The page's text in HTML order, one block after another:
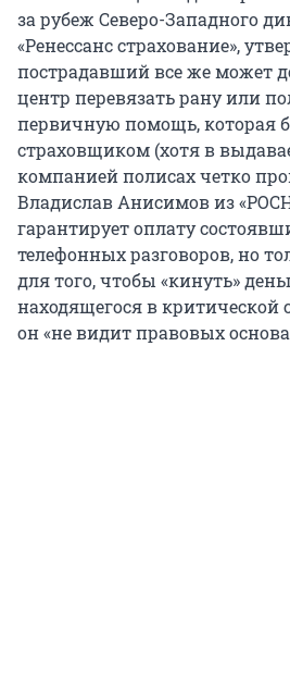
за рубеж Северо-Западного
«Ренессанс страхование»,
пострадавший все же может
центр перевязать рану или
первичную помощь, которая
страховщиком (хотя в
компанией полисах четко
Владислав Анисимов из
гарантирует оплату
телефонных разговоров, но
для того, чтобы «кинуть»
находящегося в критической
он «не видит правовых